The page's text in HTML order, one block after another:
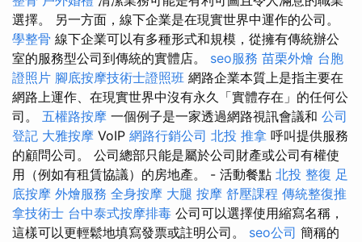
選擇。 另一方面，線下企業是在現實世界中運作的公司。
學整骨 線下企業可以有多種形式和規模，從擁有傳統辦公
室的服務型公司到傳統的實體店。 seo服務 苗栗外燴 台胞
證照片 腳底按摩技術士證照班 網路企業本質上是指主要在
網路上運作、在現實世界中沒有永久「實體存在」的任何公
司。 五權路按摩 一個例子是一家透過網路視訊會議和 公司
登記 大雅按摩 VoIP 網路行銷公司 北投 推拿 呼叫提供服務
的顧問公司。 公司總部只能是屬於公司財產或公司有權使
用（例如有租賃協議）的房地產。 - 活動餐點 北投 整復 足
底按摩 外燴服務 全身按摩 大腿 按摩 舒壓課程 傳統整復推
拿技術士 台中泰式按摩排毒 公司可以選擇使用縮寫名稱，
這樣可以更輕鬆地填寫發票或註明公司。 seo公司 簡稱的